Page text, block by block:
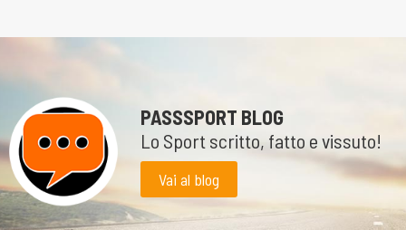
PASSSPORT BLOG
Lo Sport scritto, fatto e vissuto!
Vai al blog